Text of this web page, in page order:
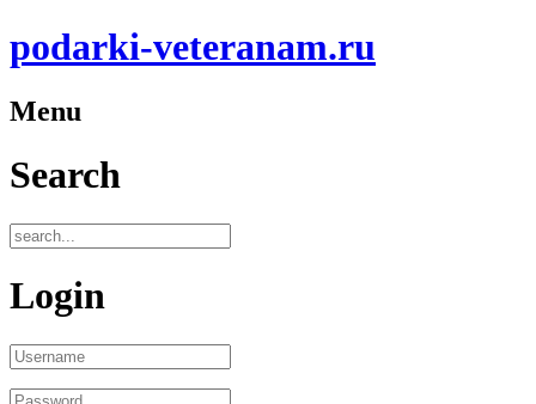
podarki-veteranam.ru
Menu
Search
Login